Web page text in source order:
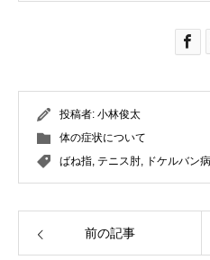
投稿者: 小林俊太
体の症状について
ばね指, テニス肘, ドケルバン病
前の記事